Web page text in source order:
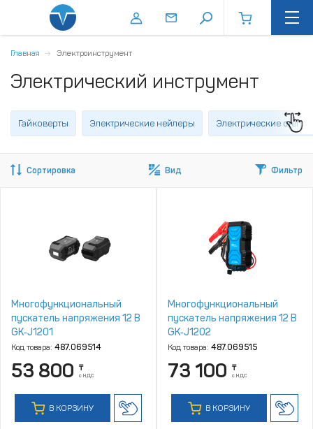
Главная Электроинструмент
Электрический инструмент
Гайковерты Электрические нейлеры Электрические
Сортировка Вид Фильтр
Многофункциональный
пускатель напряжения 12 В
GK‑J1201
Код товара: 487.069514
53 800 ₸
с НДС
В КОРЗИНУ
Многофункциональный
пускатель напряжения 12 В
GK‑J1202
Код товара: 487.069515
73 100 ₸
с НДС
В КОРЗИНУ